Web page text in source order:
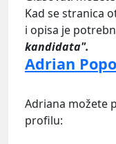
Kad se stranica
i opisa je
kandidata".
Adrian
Adriana možete
profilu: